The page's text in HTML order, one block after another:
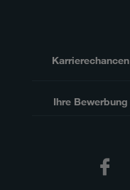
Karrierechancen
Ihre Bewerbung